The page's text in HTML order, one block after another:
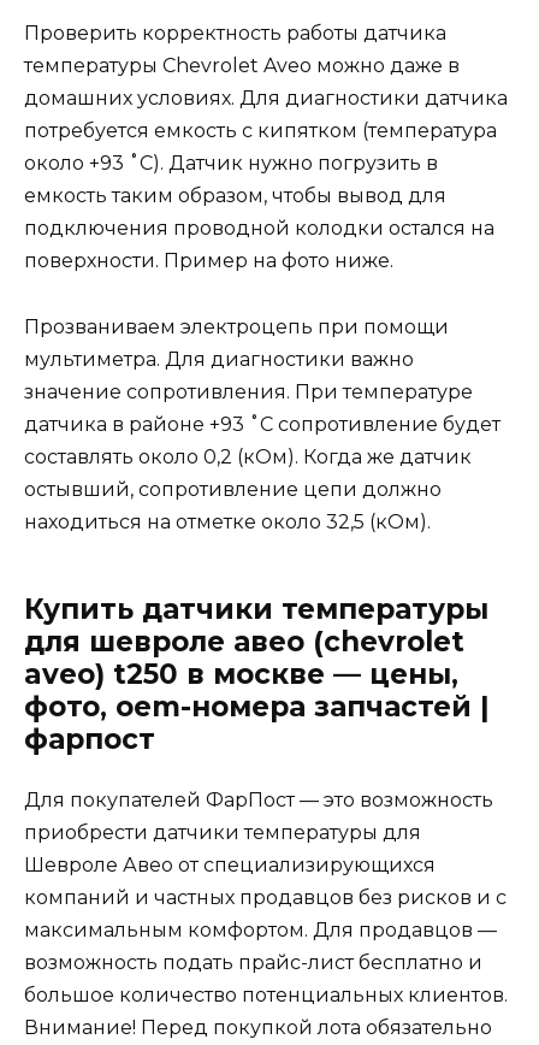
Проверить корректность работы датчика
температуры Chevrolet Aveo можно даже в
домашних условиях. Для диагностики датчика
потребуется емкость с кипятком (температура
около +93 ˚С). Датчик нужно погрузить в
емкость таким образом, чтобы вывод для
подключения проводной колодки остался на
поверхности. Пример на фото ниже.
Прозваниваем электроцепь при помощи
мультиметра. Для диагностики важно
значение сопротивления. При температуре
датчика в районе +93 ˚С сопротивление будет
составлять около 0,2 (кОм). Когда же датчик
остывший, сопротивление цепи должно
находиться на отметке около 32,5 (кОм).
Купить датчики температуры
для шевроле авео (chevrolet
aveo) t250 в москве — цены,
фото, oem-номера запчастей |
фарпост
Для покупателей ФарПост — это возможность
приобрести датчики температуры для
Шевроле Авео от специализирующихся
компаний и частных продавцов без рисков и с
максимальным комфортом. Для продавцов —
возможность подать прайс-лист бесплатно и
большое количество потенциальных клиентов.
Внимание! Перед покупкой лота обязательно